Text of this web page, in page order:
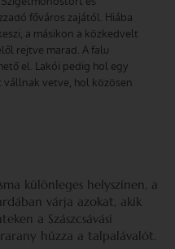
különleges helyszínen, a
várja azokat, akik
a Szászcsávási
húzza a talpalávalót.